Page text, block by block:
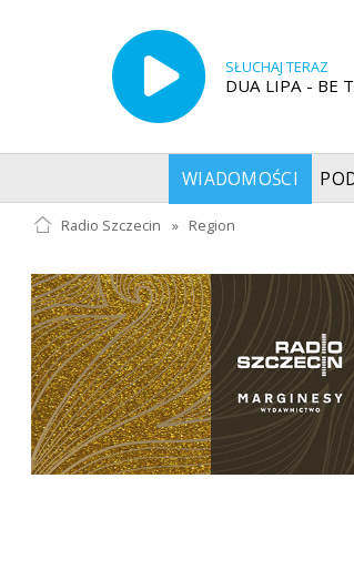
SŁUCHAJ TERAZ
DUA LIPA - BE
WIADOMOŚCI
Radio Szczecin » Region